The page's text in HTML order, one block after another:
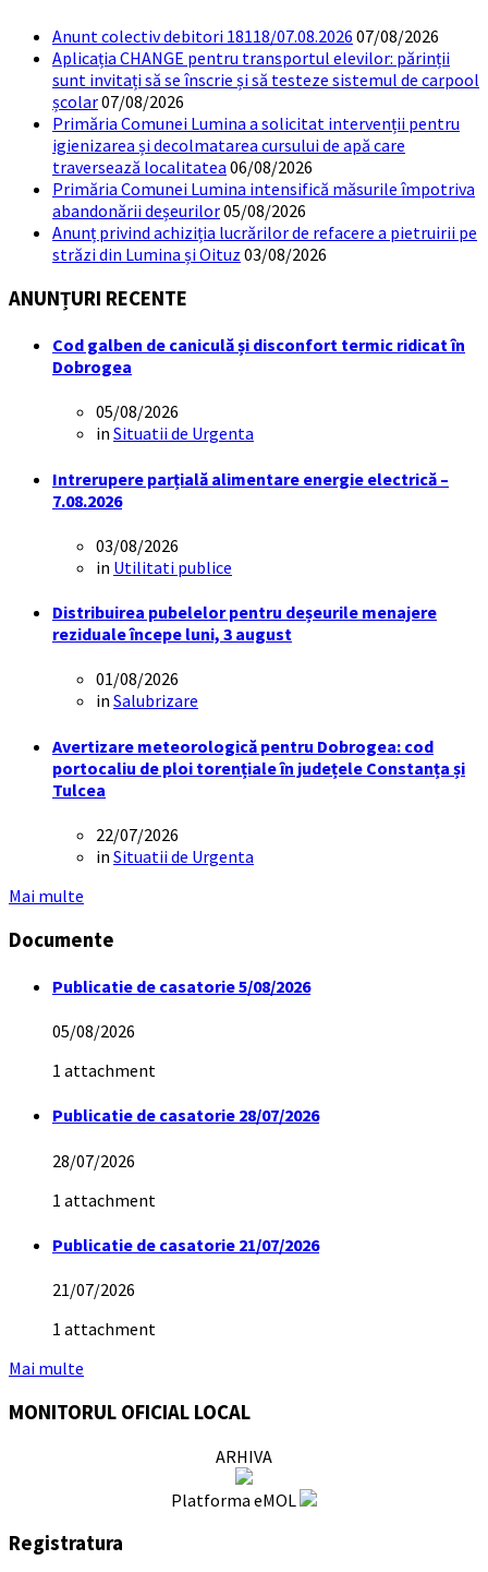
Anunt colectiv debitori 18118/07.08.2026 07/08/2026
Aplicația CHANGE pentru transportul elevilor: părinții
sunt invitați să se înscrie și să testeze sistemul de carpool
școlar07/08/2026
Primăria Comunei Lumina a solicitat intervenții pentru
igienizarea și decolmatarea cursului de apă care
traversează localitatea 06/08/2026
Primăria Comunei Lumina intensifică măsurile împotriva
abandonării deșeurilor05/08/2026
Anunț privind achiziția lucrărilor de refacere a pietruirii pe
străzi din Lumina și Oituz 03/08/2026
ANUNȚURI RECENTE
Cod galben de caniculă și disconfort termic ridicat în
Dobrogea
05/08/2026
in Situatii de Urgenta
Intrerupere parțială alimentare energie electrică –
7.08.2026
03/08/2026
in Utilitati publice
Distribuirea pubelelor pentru deșeurile menajere
reziduale începe luni, 3 august
01/08/2026
in Salubrizare
Avertizare meteorologică pentru Dobrogea: cod
portocaliu de ploi torențiale în județele Constanța și
Tulcea
22/07/2026
in Situatii de Urgenta
Mai multe
Documente
Publicatie de casatorie 5/08/2026
05/08/2026
1 attachment
Publicatie de casatorie 28/07/2026
28/07/2026
1 attachment
Publicatie de casatorie 21/07/2026
21/07/2026
1 attachment
Mai multe
MONITORUL OFICIAL LOCAL
ARHIVA
Platforma eMOL
Registratura